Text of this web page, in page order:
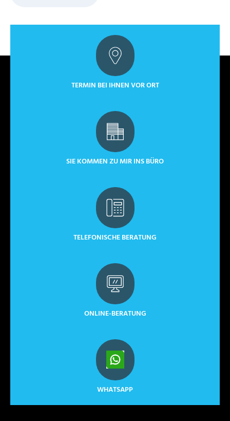
TERMIN BEI IHNEN VOR ORT
SIE KOMMEN ZU MIR INS BÜRO
TELEFONISCHE BERATUNG
ONLINE-BERATUNG
WHATSAPP